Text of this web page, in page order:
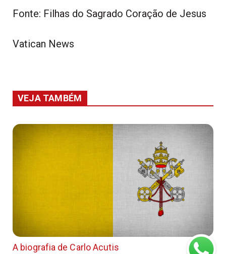
Fonte: Filhas do Sagrado Coração de Jesus
Vatican News
VEJA TAMBÉM
A biografia de Carlo Acutis